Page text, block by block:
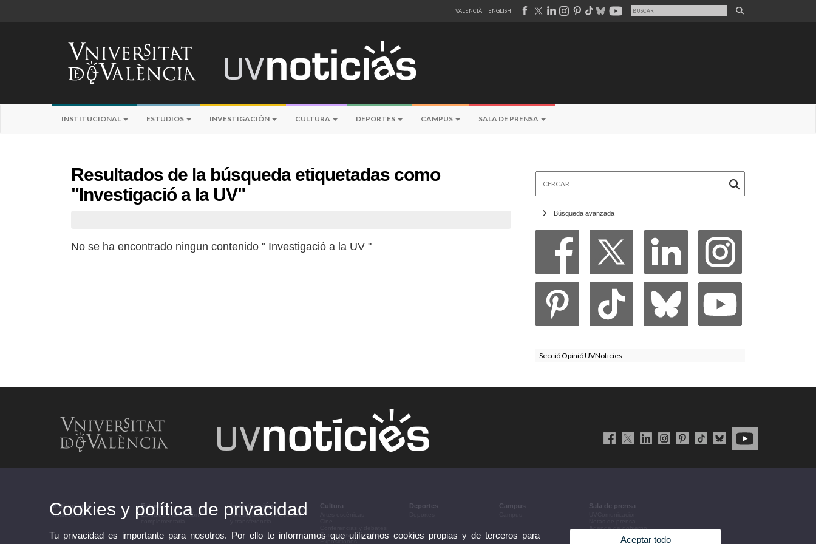
VALENCIÀ ENGLISH
INSTITUCIONAL ESTUDIOS INVESTIGACIÓN CULTURA DEPORTES CAMPUS SALA DE PRENSA
Resultados de la búsqueda etiquetadas como
"Investigació a la UV"
No se ha encontrado ningun contenido " Investigació a la UV "
Búsqueda avanzada
Secció Opinió UVNoticies
Institucional
Institucional
Estudios
Estudios y formación
Investigación
Investigación, innovación
Cultura
Congresos y jornadas
Exposiciones
Deportes Campus Sala de prensa
Agenda de gobierno
La UV en la prensa
Cookies y política de privacidad
Tu privacidad es importante para nosotros. Por ello te informamos que utilizamos cookies propias y de terceros para
Aceptar todo